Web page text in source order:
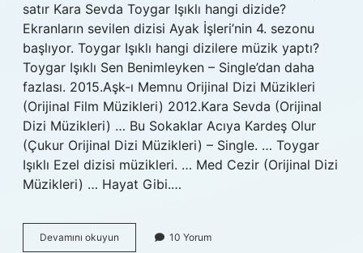
satır Kara Sevda Toygar Işıklı hangi dizide?
Ekranların sevilen dizisi Ayak İşleri’nin 4. sezonu
başlıyor. Toygar Işıklı hangi dizilere müzik yaptı?
Toygar Işıklı Sen Benimleyken – Single’dan daha
fazlası. 2015.Aşk-ı Memnu Orijinal Dizi Müzikleri
(Orijinal Film Müzikleri) 2012.Kara Sevda (Orijinal
Dizi Müzikleri) … Bu Sokaklar Acıya Kardeş Olur
(Çukur Orijinal Dizi Müzikleri) – Single. … Toygar
Işıklı Ezel dizisi müzikleri. … Med Cezir (Orijinal Dizi
Müzikleri) … Hayat Gibi.…
Devamını okuyun 10 Yorum